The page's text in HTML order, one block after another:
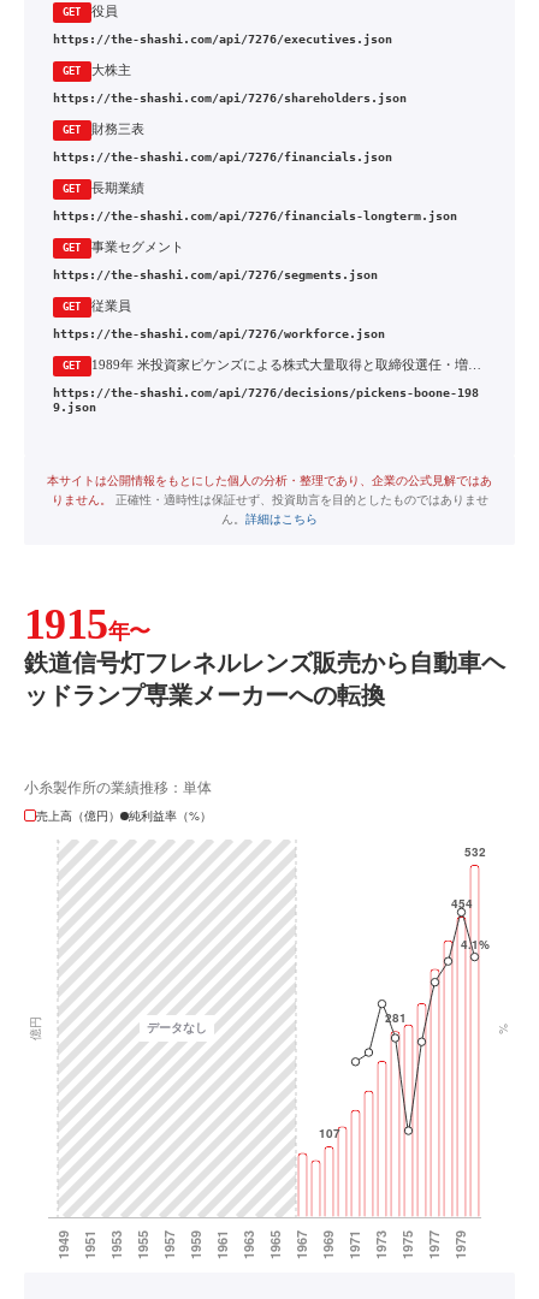
GET 役員
https://the-shashi.com/api/7276/executives.json
GET 大株主
https://the-shashi.com/api/7276/shareholders.json
GET 財務三表
https://the-shashi.com/api/7276/financials.json
GET 長期業績
https://the-shashi.com/api/7276/financials-longterm.json
GET 事業セグメント
https://the-shashi.com/api/7276/segments.json
GET 従業員
https://the-shashi.com/api/7276/workforce.json
GET 1989年 米投資家ピケンズによる株式大量取得と取締役選任・増配要求への対応
https://the-shashi.com/api/7276/decisions/pickens-boone-198
9.json
本サイトは公開情報をもとにした個人の分析・整理であり、企業の公式見解ではあ
りません。
正確性・適時性は保証せず、投資助言を目的としたものではありませ
ん。 詳細はこちら
1915年〜
鉄道信号灯フレネルレンズ販売から自動車ヘ
ッドランプ専業メーカーへの転換
小糸製作所の業績推移：単体
売上高（億円）
純利益率（%）